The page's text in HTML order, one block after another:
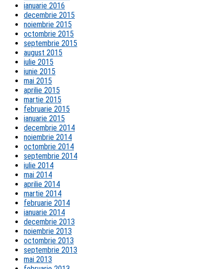
ianuarie 2016
decembrie 2015
noiembrie 2015
octombrie 2015
septembrie 2015
august 2015
iulie 2015
iunie 2015
mai 2015
aprilie 2015
martie 2015
februarie 2015
ianuarie 2015
decembrie 2014
noiembrie 2014
octombrie 2014
septembrie 2014
iulie 2014
mai 2014
aprilie 2014
martie 2014
februarie 2014
ianuarie 2014
decembrie 2013
noiembrie 2013
octombrie 2013
septembrie 2013
mai 2013